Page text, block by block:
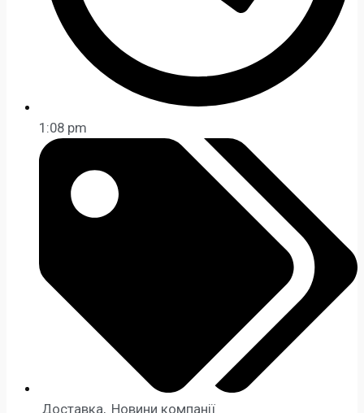
1:08 pm
Доставка, Новини компанії